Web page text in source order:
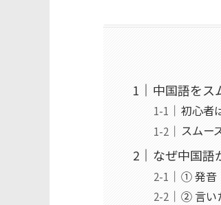
中国語をス
初心者
スムー
なぜ中国語
① 発音
② 言い